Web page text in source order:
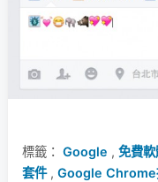
標籤： Google , 免費軟
套件, Google Chrome